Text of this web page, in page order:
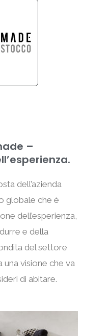
–
dell’azienda
globale che è
dell’esperienza,
e della
del settore
una visione che va
di abitare.